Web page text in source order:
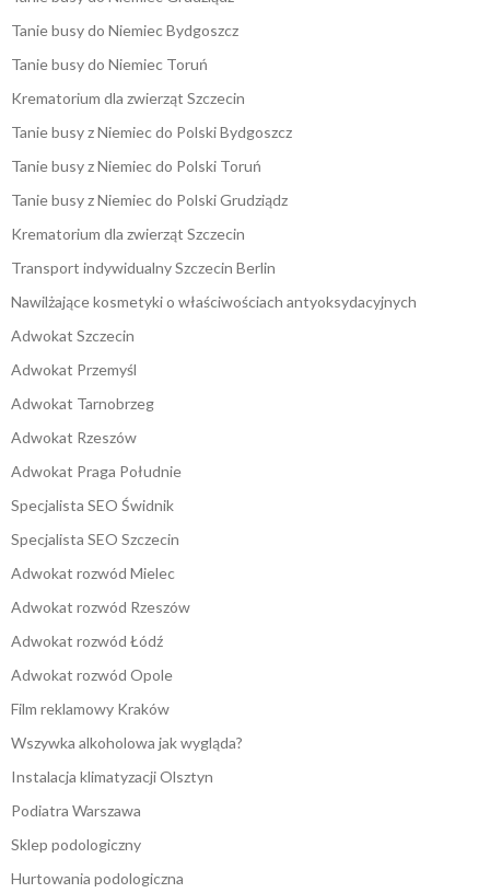
Tanie busy do Niemiec Bydgoszcz
Tanie busy do Niemiec Toruń
Krematorium dla zwierząt Szczecin
Tanie busy z Niemiec do Polski Bydgoszcz
Tanie busy z Niemiec do Polski Toruń
Tanie busy z Niemiec do Polski Grudziądz
Krematorium dla zwierząt Szczecin
Transport indywidualny Szczecin Berlin
Nawilżające kosmetyki o właściwościach antyoksydacyjnych
Adwokat Szczecin
Adwokat Przemyśl
Adwokat Tarnobrzeg
Adwokat Rzeszów
Adwokat Praga Południe
Specjalista SEO Świdnik
Specjalista SEO Szczecin
Adwokat rozwód Mielec
Adwokat rozwód Rzeszów
Adwokat rozwód Łódź
Adwokat rozwód Opole
Film reklamowy Kraków
Wszywka alkoholowa jak wygląda?
Instalacja klimatyzacji Olsztyn
Podiatra Warszawa
Sklep podologiczny
Hurtowania podologiczna